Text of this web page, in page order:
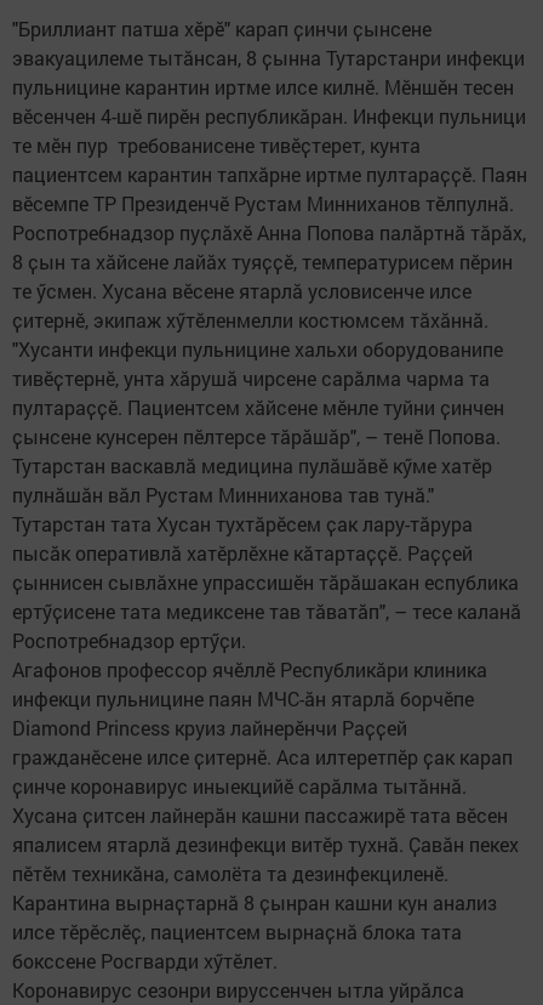
"Бриллиант патша хӗрӗ" карап ҫинчи ҫынсене
эвакуацилеме тытӑнсан, 8 ҫынна Тутарстанри инфекци
пульницине карантин иртме илсе килнӗ. Мӗншӗн тесен
вӗсенчен 4-шӗ пирӗн республикӑран. Инфекци пульници
те мӗн пур требованисене тивӗҫтерет, кунта
пациентсем карантин тапхӑрне иртме пултараҫҫӗ. Паян
вӗсемпе ТР Президенчӗ Рустам Минниханов тӗлпулнӑ.
Роспотребнадзор пуҫлӑхӗ Анна Попова палӑртнӑ тӑрӑх,
8 ҫын та хӑйсене лайӑх туяҫҫӗ, температурисем пӗрин
те ӳсмен. Хусана вӗсене ятарлӑ условисенче илсе
ҫитернӗ, экипаж хӳтӗленмелли костюмсем тӑхӑннӑ.
"Хусанти инфекци пульницине хальхи оборудованипе
тивӗҫтернӗ, унта хӑрушӑ чирсене сарӑлма чарма та
пултараҫҫӗ. Пациентсем хӑйсене мӗнле туйни ҫинчен
ҫынсене кунсерен пӗлтерсе тӑрӑшӑр", – тенӗ Попова.
Тутарстан васкавлӑ медицина пулӑшӑвӗ кӳме хатӗр
пулнӑшӑн вӑл Рустам Минниханова тав тунӑ."
Тутарстан тата Хусан тухтӑрӗсем ҫак лару-тӑрура
пысӑк оперативлӑ хатӗрлӗхне кӑтартаҫҫӗ. Раҫҫей
ҫыннисен сывлӑхне упрассишӗн тӑрӑшакан еспублика
ертӳҫисене тата медиксене тав тӑватӑп", – тесе каланӑ
Роспотребнадзор ертӳҫи.
Агафонов профессор ячӗллӗ Республикӑри клиника
инфекци пульницине паян МЧС-ӑн ятарлӑ борчӗпе
Diamond Princess круиз лайнерӗнчи Раҫҫей
гражданӗсене илсе ҫитернӗ. Аса илтеретпӗр ҫак карап
ҫинче коронавирус иныекцийӗ сарӑлма тытӑннӑ.
Хусана ҫитсен лайнерӑн кашни пассажирӗ тата вӗсен
япалисем ятарлӑ дезинфекци витӗр тухнӑ. Ҫавӑн пекех
пӗтӗм техникӑна, самолёта та дезинфекциленӗ.
Карантина вырнаҫтарнӑ 8 ҫынран кашни кун анализ
илсе тӗрӗслӗҫ, пациентсем вырнаҫнӑ блока тата
бокссене Росгварди хӳтӗлет.
Коронавирус сезонри вируссенчен ытла уйрӑлса